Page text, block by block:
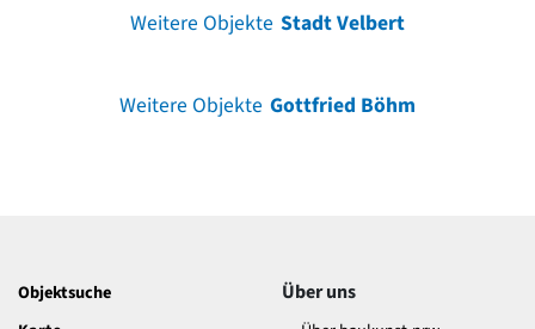
Weitere Objekte Stadt Velbert
Weitere Objekte Gottfried Böhm
Objektsuche
Über uns